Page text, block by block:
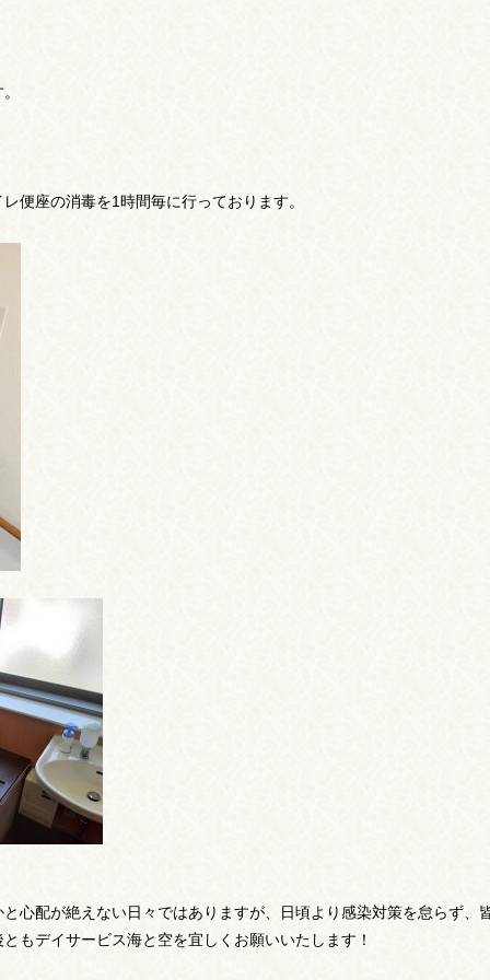
便座の消毒を1時間毎に行っております。
心配が絶えない日々ではありますが、日頃より感染対策を怠らず、
もデイサービス海と空を宜しくお願いいたします！